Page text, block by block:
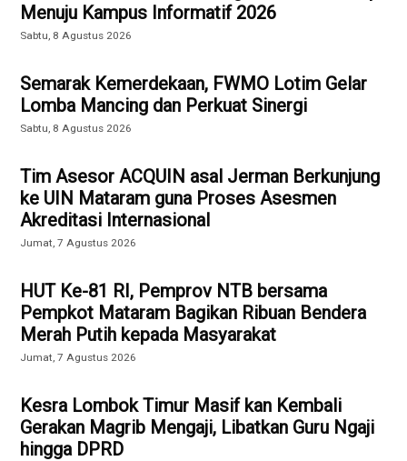
Menuju Kampus Informatif 2026
Sabtu, 8 Agustus 2026
Semarak Kemerdekaan, FWMO Lotim Gelar
Lomba Mancing dan Perkuat Sinergi
Sabtu, 8 Agustus 2026
Tim Asesor ACQUIN asal Jerman Berkunjung
ke UIN Mataram guna Proses Asesmen
Akreditasi Internasional
Jumat, 7 Agustus 2026
HUT Ke-81 RI, Pemprov NTB bersama
Pempkot Mataram Bagikan Ribuan Bendera
Merah Putih kepada Masyarakat
Jumat, 7 Agustus 2026
Kesra Lombok Timur Masif kan Kembali
Gerakan Magrib Mengaji, Libatkan Guru Ngaji
hingga DPRD